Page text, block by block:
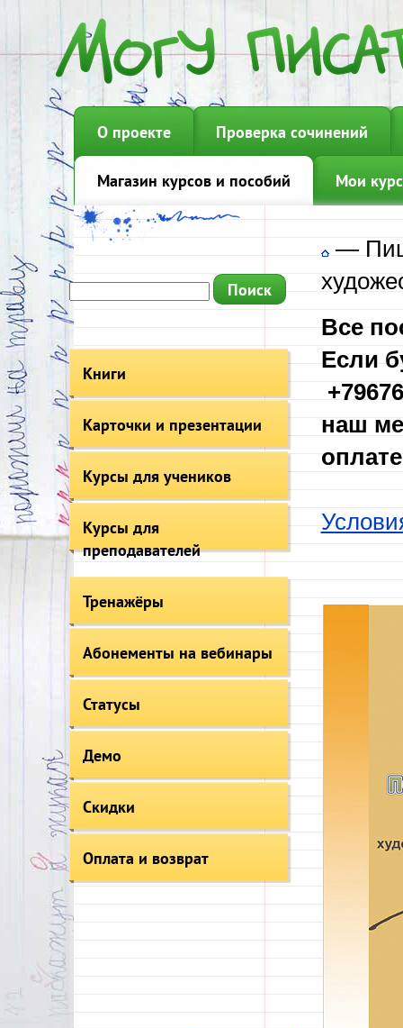
О проекте Проверка сочинений
Магазин курсов и пособий Мои
Книги
Карточки и презентации
Курсы для учеников
Курсы для
преподавателей
Тренажёры
Абонементы на вебинары
Статусы
Демо
Скидки
Оплата и возврат
—
Все
Если
наш